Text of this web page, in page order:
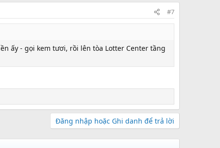
#7
ấy - gọi kem tươi, rồi lên tòa Lotter Center tầng
Đăng nhập hoặc Ghi danh để trả lời